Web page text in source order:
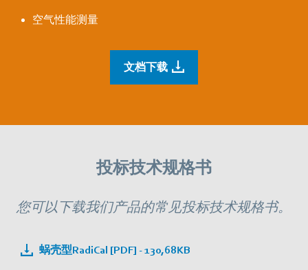
空气性能测量
文档下载
投标技术规格书
您可以下载我们产品的常见投标技术规格书。
蜗壳型RadiCal [PDF] - 130,68KB